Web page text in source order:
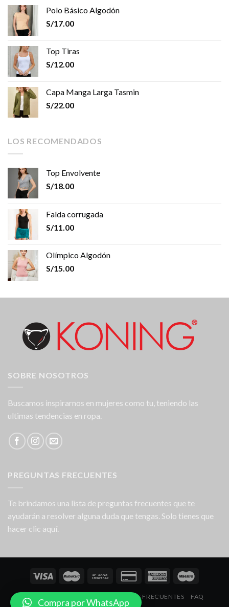
Polo Básico Algodón
S/17.00
Top Tiras
S/12.00
Capa Manga Larga Tasmin
S/22.00
LOS RECOMENDADOS
Top Envolvente
S/18.00
Falda corrugada
S/11.00
Olímpico Algodón
S/15.00
SOBRE NOSOTROS
Buscamos inspirarnos en mujeres como tu, teniendo las
ultimas tendencias en ropa.
PREGUNTAS FRECUENTES
Te brindamos una lista de preguntas frecuentes que te
ayudarán a resolver alguna duda que tengas. Solo tienes que
hacer clic aquí.
NOSOTROS PREGUNTAS FRECUENTES FAQ
Compra por WhatsApp